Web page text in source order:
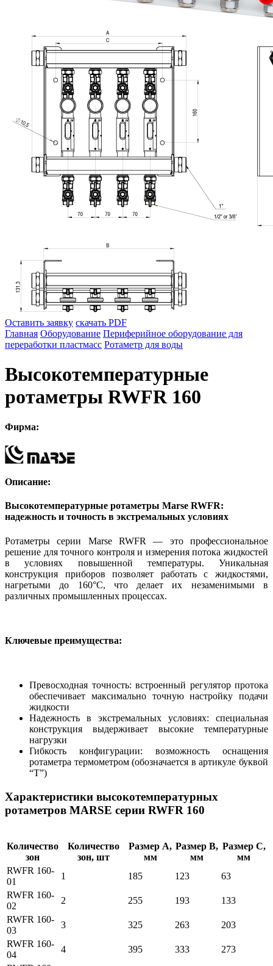
Оставить заявку скачать PDF
Главная Оборудование Периферийное оборудование для
переработки пластмасс Ротаметр для воды
Высокотемпературные
ротаметры RWFR 160
Фирма:
Описание:
Высокотемпературные ротаметры Marse RWFR:
надежность и точность в экстремальных условиях
Ротаметры серии Marse RWFR — это профессиональное
решение для точного контроля и измерения потока жидкостей
в условиях повышенной температуры. Уникальная
конструкция приборов позволяет работать с жидкостями,
нагретыми до 160°С, что делает их незаменимыми в
различных промышленных процессах.
Ключевые преимущества:
Превосходная точность: встроенный регулятор протока
обеспечивает максимально точную настройку подачи
жидкости
Надежность в экстремальных условиях: специальная
конструкция выдерживает высокие температурные
нагрузки
Гибкость конфигурации: возможность оснащения
ротаметра термометром (обозначается в артикуле буквой
“Т”)
Характеристики высокотемпературных
ротаметров MARSE серии RWFR 160
Количество
зон
Количество
зон, шт
Размер А,
мм
Размер B,
мм
Размер С,
мм
RWFR 160-
01
1 185 123
63
RWFR 160-
02
2 255 193
133
RWFR 160-
03
3 325 263
203
RWFR 160-
04
4 395 333
273